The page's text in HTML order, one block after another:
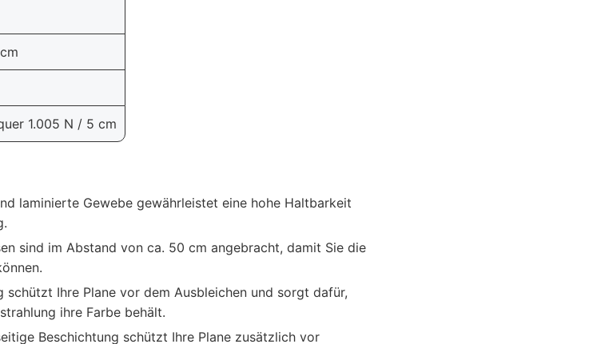
1.005 N / 5 cm
laminierte Gewebe gewährleistet eine hohe Haltbarkeit
sind im Abstand von ca. 50 cm angebracht, damit Sie die
schützt Ihre Plane vor dem Ausbleichen und sorgt dafür,
ihre Farbe behält.
Beschichtung schützt Ihre Plane zusätzlich vor